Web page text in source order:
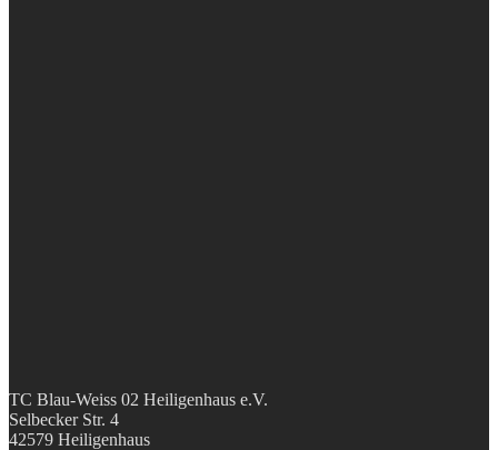
TC Blau-Weiss 02 Heiligenhaus e.V.
Selbecker Str. 4
42579 Heiligenhaus